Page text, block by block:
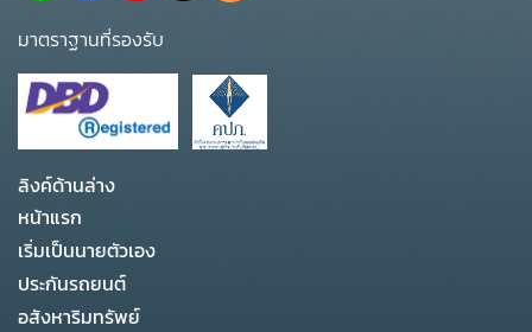
มาตราฐานที่รองรับ
ลิงค์ด้านล่าง
หน้าแรก
เริ่มเป็นนายตัวเอง
ประกันรถยนต์
อสังหาริมทรัพย์